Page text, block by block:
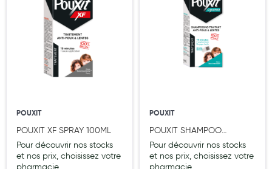
Douleurs articulaires et musculaires
Santé séniors
Anti acariens, anti gale, anti tiques, insectifuges
Incontinence
Ronflement
Autotests
POUXIT
POUXIT XF SPRAY 100ML
Pour découvrir nos stocks
et nos prix, choisissez votre
pharmacie
POUXIT
POUXIT SHAMPOO
200ML+PEIGNE
Pour découvrir nos stocks
et nos prix, choisissez votre
pharmacie